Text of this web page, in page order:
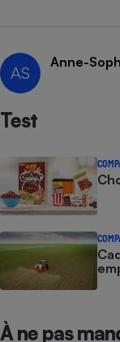
AS
Anne-
Test
À ne pas